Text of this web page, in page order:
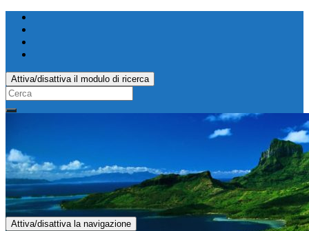
Attiva/disattiva il modulo di ricerca
Search
for:
Attiva/disattiva la navigazione